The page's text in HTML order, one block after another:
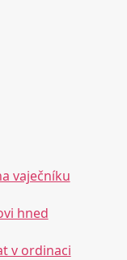
vaječníku
hned
v ordinaci